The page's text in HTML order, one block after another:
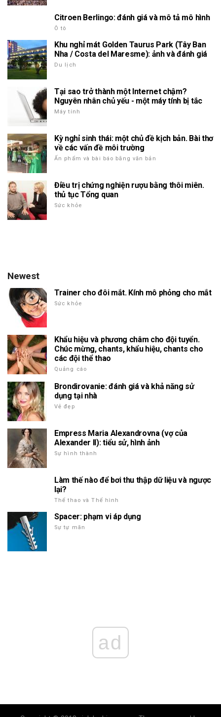
Citroen Berlingo: đánh giá và mô tả mô hình
Ô tô
Khu nghỉ mát Golden Taurus Park (Tây Ban
Nha / Costa del Maresme): ảnh và đánh giá
Du lịch
Tại sao trở thành một Internet chậm?
Nguyên nhân chủ yếu - một máy tính bị tắc
Máy tính
Kỳ nghỉ sinh thái: một chủ đề kịch bản. Bài thơ
về các vấn đề môi trường
Ấn phẩm và bài báo bằng văn bản
Điều trị chứng nghiện rượu bằng thôi miên.
thủ tục Tổng quan
Sức khỏe
Newest
Trainer cho đôi mắt. Kính mô phỏng cho mắt
Sức khỏe
Khẩu hiệu và phương châm cho đội tuyển.
Chúc mừng, chants, khẩu hiệu, chants cho
các đội thể thao
Quảng cáo
Brondirovanie: đánh giá và khả năng sử
dụng tại nhà
Vẻ đẹp
Empress Maria Alexandrovna (vợ của
Alexander II): tiểu sử, hình ảnh
Sự hình thành
Làm thế nào để bơi thu thập dữ liệu và ngược
lại?
Thể thao và Thể hình
Spacer: phạm vi áp dụng
Sự tự mãn
ad